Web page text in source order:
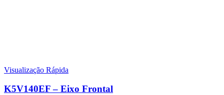
Visualização Rápida
K5V140EF – Eixo Frontal